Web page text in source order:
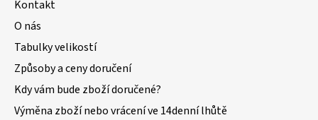
Kontakt
O nás
Tabulky velikostí
Způsoby a ceny doručení
Kdy vám bude zboží doručené?
Výměna zboží nebo vrácení ve 14denní lhůtě